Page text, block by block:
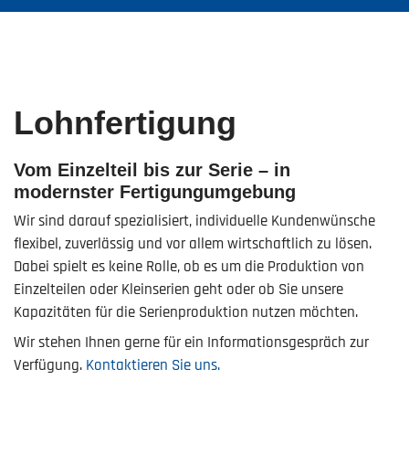
Lohnfertigung
Vom Einzelteil bis zur Serie – in
modernster Fertigungumgebung
Wir sind darauf spezialisiert, individuelle Kundenwünsche
flexibel, zuverlässig und vor allem wirtschaftlich zu lösen.
Dabei spielt es keine Rolle, ob es um die Produktion von
Einzelteilen oder Kleinserien geht oder ob Sie unsere
Kapazitäten für die Serienproduktion nutzen möchten.
Wir stehen Ihnen gerne für ein Informationsgespräch zur
Verfügung. Kontaktieren Sie uns.